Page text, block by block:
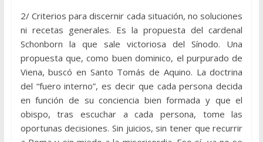
2/ Criterios para discernir cada situación, no soluciones
ni recetas generales. Es la propuesta del cardenal
Schonborn la que sale victoriosa del Sínodo. Una
propuesta que, como buen dominico, el purpurado de
Viena, buscó en Santo Tomás de Aquino. La doctrina
del “fuero interno”, es decir que cada persona decida
en función de su conciencia bien formada y que el
obispo, tras escuchar a cada persona, tome las
oportunas decisiones. Sin juicios, sin tener que recurrir